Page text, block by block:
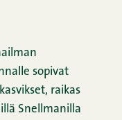
sopivat
raikas
Snellmanilla